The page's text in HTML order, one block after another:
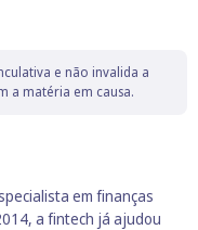
e não invalida a
a matéria em causa.
em finanças
a fintech já ajudou